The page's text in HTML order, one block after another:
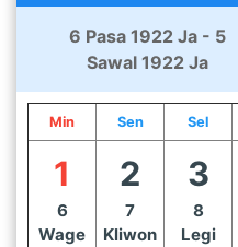
6 Pasa 1922 Ja - 5
Sawal 1922 Ja
Min Sen Sel
1
6
Wage
2
7
Kliwon
3
8
Legi